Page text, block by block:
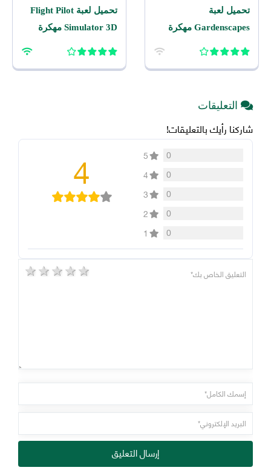
تحميل لعبة
Gardenscapes مهكرة
تحميل لعبة Flight Pilot
Simulator 3D مهكرة
التعليقات
شاركنا رأيك بالتعليقات!
0
5
0
4
0
3
0
2
0
1
4
5 stars 4 stars 3 stars 2 stars 1 star
إرسال التعليق